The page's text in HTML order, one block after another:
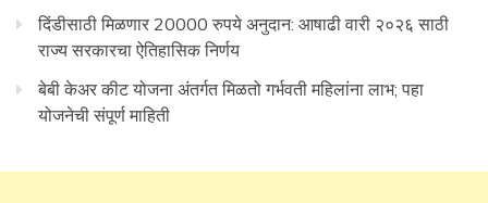
दिंडीसाठी मिळणार 20000 रुपये अनुदान: आषाढी वारी २०२६ साठी
राज्य सरकारचा ऐतिहासिक निर्णय
बेबी केअर कीट योजना अंतर्गत मिळतो गर्भवती महिलांना लाभ; पहा
योजनेची संपूर्ण माहिती